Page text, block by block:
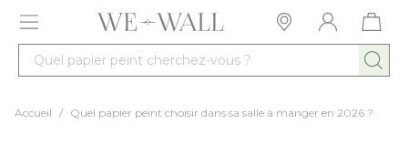
Allez au contenu
Quel papier peint cherchez-vous ?
Accueil / Quel papier peint choisir dans sa salle à manger en 2026 ?